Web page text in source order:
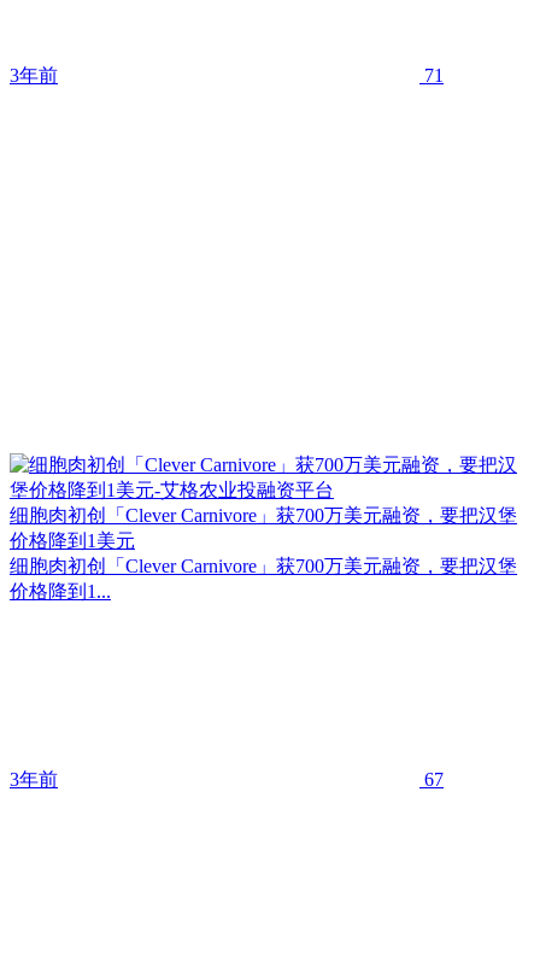
3年前 71
细胞肉初创「Clever Carnivore」获700万美元融资，要把汉堡
价格降到1美元
细胞肉初创「Clever Carnivore」获700万美元融资，要把汉堡
价格降到1...
3年前 67